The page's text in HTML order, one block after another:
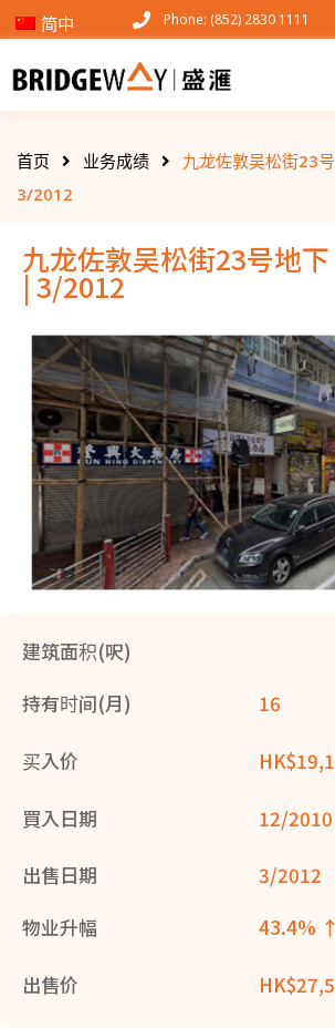
Phone: (852) 2830 1111
首页 业务成绩
九龙佐敦吴松街23
3/2012
九龙佐敦吴松街23号地
| 3/2012
建筑面积(呎)
持有时间(月)
16
买入价
買入日期 12/2010
出售日期
3/2012
物业升幅
43.4% ↑
出售价
简中